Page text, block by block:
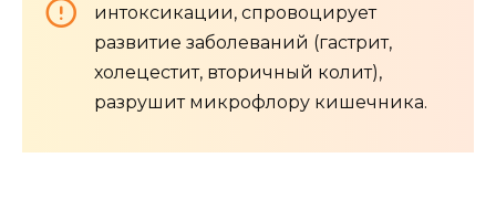
интоксикации, спровоцирует
развитие заболеваний (гастрит,
холецестит, вторичный колит),
разрушит микрофлору кишечника.